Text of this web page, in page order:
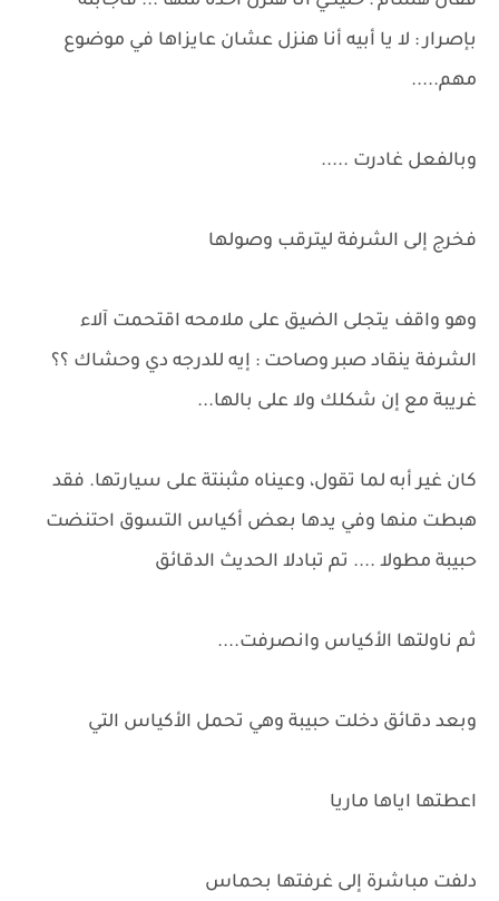
بإصرار : لا يا أبيه أنا هنزل عشان عايزاها في موضوع
مهم.....
وبالفعل غادرت .....
فخرج إلى الشرفة ليترقب وصولها
وهو واقف يتجلى الضيق على ملامحه اقتحمت آلاء
الشرفة ينقاد صبر وصاحت : إيه للدرجه دي وحشاك ؟؟
غريبة مع إن شكلك ولا على بالها...
كان غير أبه لما تقول، وعيناه مثبنتة على سيارتها. فقد
هبطت منها وفي يدها بعض أكياس التسوق احتنضت
حبيبة مطولا .... تم تبادلا الحديث الدقائق
ثم ناولتها الأكياس وانصرفت....
وبعد دقائق دخلت حبيبة وهي تحمل الأكياس التي
اعطتها اياها ماريا
دلفت مباشرة إلى غرفتها بحماس